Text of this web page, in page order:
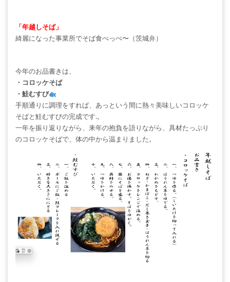
「年越しそば」
綺麗になった事業所でそば食べっぺ〜（茨城弁）
今年のお品書きは、
・コロッケそば
・鮭むすび
手順通りに調理をすれば、あっという間に熱々美味しいコロッケ
そばと鮭むすびの完成です.。
一年を振り返りながら、来年の抱負を語りながら、具材たっぷり
のコロッケそばで、体の中から温まりました。